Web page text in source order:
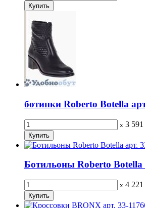
ботинки Roberto Botella
x 3 591
Ботильоны Roberto Botella
x 4 221